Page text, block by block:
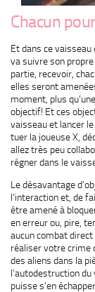
Chacun
Et dans ce vaisseau
va suivre son
partie, recevoir,
elles seront
moment, plus
objectif! Et ces
vaisseau et lancer
tuer la joueuse X,
allez très peu
régner dans le
Le désavantage
l’interaction et, de
être amené à
en erreur ou, pire,
aucun combat
réaliser votre crime
des aliens dans la
l’autodestruction
puisse s’en